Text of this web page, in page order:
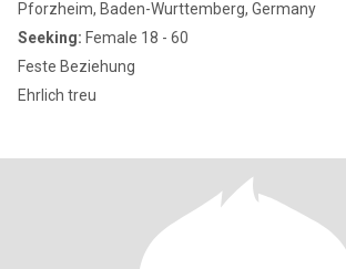
Pforzheim, Baden-Wurttemberg, Germany
Seeking: Female 18 - 60
Feste Beziehung
Ehrlich treu